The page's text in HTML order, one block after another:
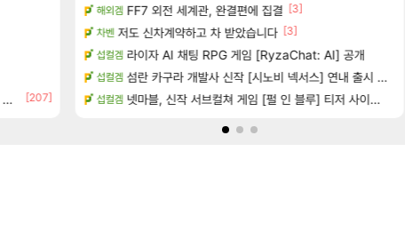
[207]
디아4 Ssf 정의를 내려 버린 디시인 [6]
LoL 야동 투척하고 간다 [14]
메이플 게이머라면 필수로 알아야 할 것 [116]
로아 100:8 보다 효율이 좋은 상향된 아제나 ㄷㄷ [102]
메이플 빵값 문의 후기 [83]
해외겜 FF7 외전 세계관, 완결편에 집결 [3]
차벤 저도 신차계약하고 차 받았습니다 [3]
섭컬겜 라이자 AI 채팅 RPG 게임 [RyzaChat: AI] 공개
섭컬겜 섬란 카구라 개발사 신작 [시노비 넥서스] 연내 출시 예정
섭컬겜 넷마블, 신작 서브컬쳐 게임 [펄 인 블루] 티저 사이트 오픈